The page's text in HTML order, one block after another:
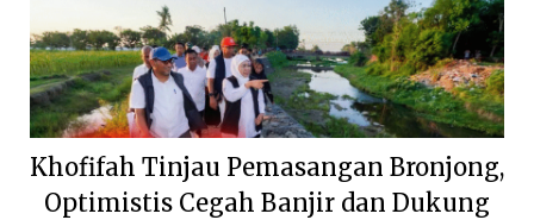
Khofifah Tinjau Pemasangan Bronjong,
Optimistis Cegah Banjir dan Dukung